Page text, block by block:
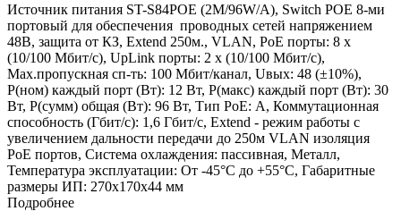
Источник питания ST-S84POE (2M/96W/A), Switch POE 8-ми
портовый для обеспечения проводных сетей напряжением
48В, защита от КЗ, Extend 250м., VLAN, PoE порты: 8 х
(10/100 Мбит/с), UpLink порты: 2 х (10/100 Мбит/с),
Max.пропускная сп-ть: 100 Мбит/канал, Uвых: 48 (±10%),
Р(ном) каждый порт (Вт): 12 Вт, Р(макс) каждый порт (Вт): 30
Вт, Р(сумм) общая (Вт): 96 Вт, Тип РоЕ: А, Коммутационная
способность (Гбит/с): 1,6 Гбит/с, Extend - режим работы с
увеличением дальности передачи до 250м VLAN изоляция
РоЕ портов, Система охлаждения: пассивная, Металл,
Температура эксплуатации: От -45°C до +55°C, Габаритные
размеры ИП: 270x170x44 мм
Подробнее